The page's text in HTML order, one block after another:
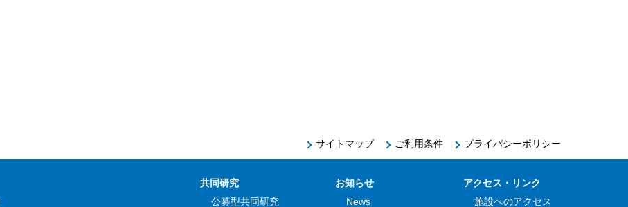
サイトマップ ご利用条件 プライバシーポリシー
共同研究
公募型共同研究
お知らせ
News
アクセス・リンク
施設へのアクセス